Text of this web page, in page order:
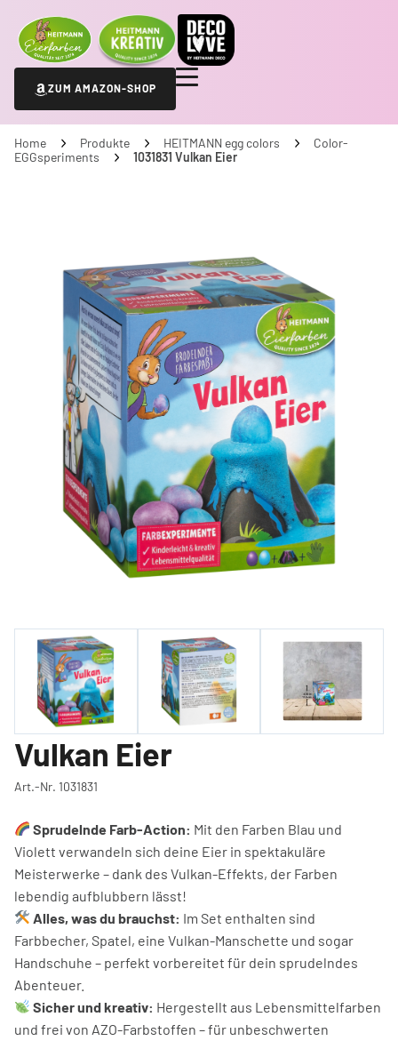
ZUM AMAZON-SHOP
Home Produkte HEITMANN egg colors
Color-
EGGsperiments
1031831 Vulkan Eier
Vulkan Eier
Art.-Nr. 1031831
Sprudelnde Farb-Action: Mit den Farben Blau und
Violett verwandeln sich deine Eier in spektakuläre
Meisterwerke – dank des Vulkan-Effekts, der Farben
lebendig aufblubbern lässt!
Alles, was du brauchst: Im Set enthalten sind
Farbbecher, Spatel, eine Vulkan-Manschette und sogar
Handschuhe – perfekt vorbereitet für dein sprudelndes
Abenteuer.
Sicher und kreativ: Hergestellt aus Lebensmittelfarben
und frei von AZO-Farbstoffen – für unbeschwerten